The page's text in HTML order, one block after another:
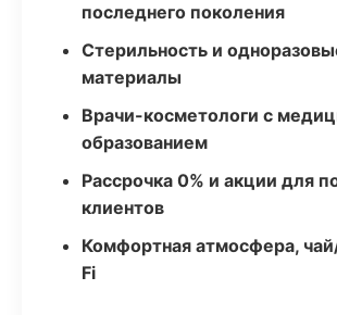
последнего поколения
Стерильность и
материалы
Врачи-косметологи с
образованием
Рассрочка 0% и акции для
клиентов
Комфортная атмосфера,
Fi